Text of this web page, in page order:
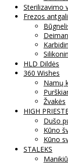
Sterilizavimo
Frezos
HLD Dildės
360 Wishes
Namų
Žvakės
HIGH
Dušo
Kūno
Kūno
STALEKS